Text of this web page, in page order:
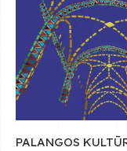
PALANGOS